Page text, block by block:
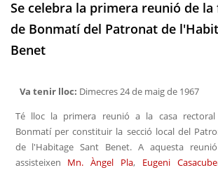
Se celebra la primera reunió de
de Bonmatí del Patronat de
Benet
Va tenir lloc: Dimecres 24 de maig de 1967
Té lloc la primera reunió a la casa
Bonmatí per constituir la secció local del
de l'Habitage Sant Benet. A aquesta
assisteixen Mn. Àngel Pla, Eugeni